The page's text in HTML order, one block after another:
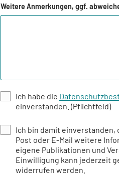
Weitere Anmerkungen, ggf.
Ich habe die
einverstanden. (Pflichtfeld)
Ich bin damit
Post oder E-Mail weitere
eigene Publikationen und
Einwilligung kann jederzeit
widerrufen werden.